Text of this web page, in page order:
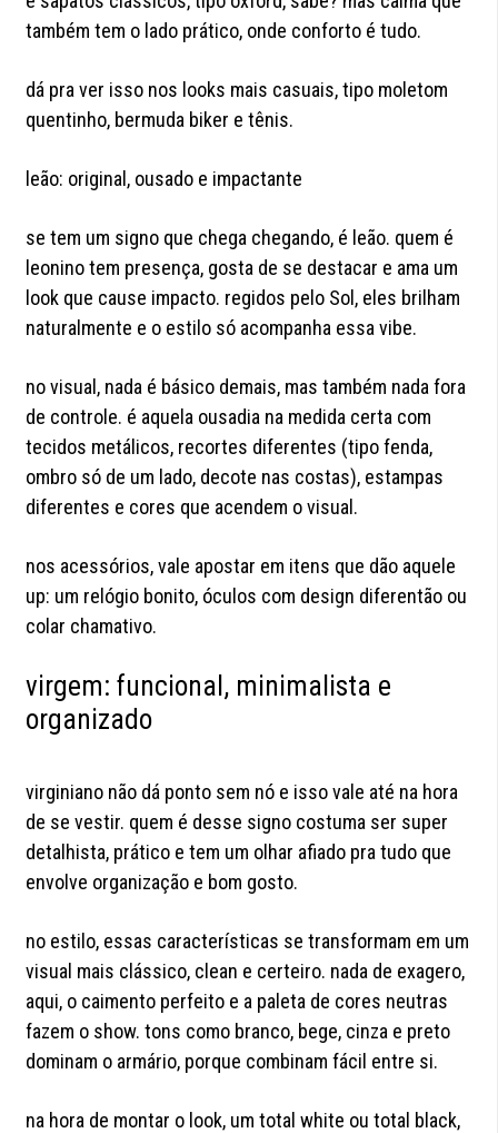
também tem o lado prático, onde conforto é tudo.
dá pra ver isso nos looks mais casuais, tipo moletom
quentinho, bermuda biker e tênis.
leão: original, ousado e impactante
se tem um signo que chega chegando, é leão. quem é
leonino tem presença, gosta de se destacar e ama um
look que cause impacto. regidos pelo Sol, eles brilham
naturalmente e o estilo só acompanha essa vibe.
no visual, nada é básico demais, mas também nada fora
de controle. é aquela ousadia na medida certa com
tecidos metálicos, recortes diferentes (tipo fenda,
ombro só de um lado, decote nas costas), estampas
diferentes e cores que acendem o visual.
nos acessórios, vale apostar em itens que dão aquele
up: um relógio bonito, óculos com design diferentão ou
colar chamativo.
virgem: funcional, minimalista e
organizado
virginiano não dá ponto sem nó e isso vale até na hora
de se vestir. quem é desse signo costuma ser super
detalhista, prático e tem um olhar afiado pra tudo que
envolve organização e bom gosto.
no estilo, essas características se transformam em um
visual mais clássico, clean e certeiro. nada de exagero,
aqui, o caimento perfeito e a paleta de cores neutras
fazem o show. tons como branco, bege, cinza e preto
dominam o armário, porque combinam fácil entre si.
na hora de montar o look, um total white ou total black,